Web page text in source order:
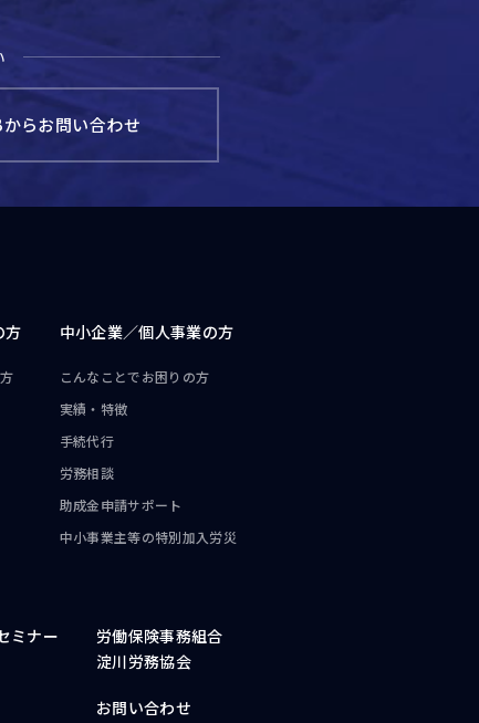
からお問い合わせ
方 中小企業／個人事業の方
こんなことでお困りの方
実績・特徴
手続代行
労務相談
助成金申請サポート
中小事業主等の特別加入労災
ミナー
労働保険事務組合
淀川労務協会
お問い合わせ